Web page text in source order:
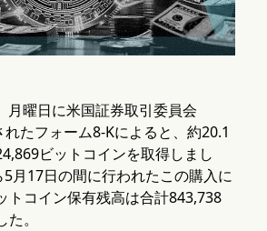
曜日に米国証券取引委員会
れたフォーム8-Kによると、約20.1
ビットコインを取得しまし
月17日の間に行われたこの購入に
トコイン保有残高は合計843,738
。